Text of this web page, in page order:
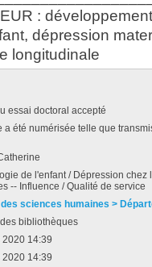
:
dépression
longitudinale
essai doctoral accepté
a été numérisée telle que
de l'enfant / Dépression chez
-- Influence / Qualité de service
des sciences humaines >
bibliothèques
2020 14:39
2020 14:39